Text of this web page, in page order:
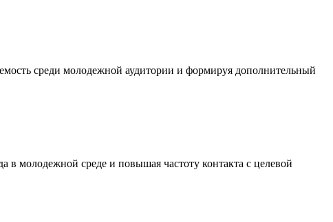
среди молодежной аудитории и формируя дополнительный
в молодежной среде и повышая частоту контакта с целевой